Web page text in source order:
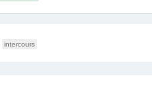
intercours